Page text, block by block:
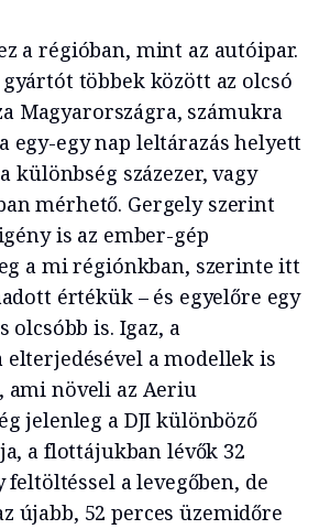
a régióban, mint az autóipar.
többek között az olcsó
Magyarországra, számukra
egy-egy nap leltárazás helyett
különbség százezer, vagy
mérhető. Gergely szerint
is az ember-gép
a mi régiónkban, szerinte itt
értékük – és egyelőre egy
olcsóbb is. Igaz, a
a modellek is
ami növeli az Aeriu
jelenleg a DJI különböző
a flottájukban lévők 32
a levegőben, de
újabb, 52 perces üzemidőre